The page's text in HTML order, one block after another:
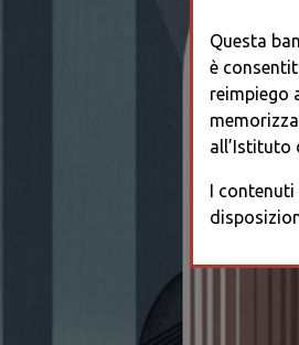
Questa
è
reimpiego
all’Istituto
I